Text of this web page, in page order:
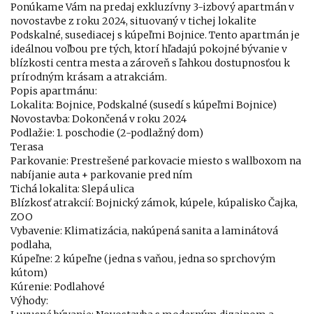
Ponúkame Vám na predaj exkluzívny 3-izbový apartmán v
novostavbe z roku 2024, situovaný v tichej lokalite
Podskalné, susediacej s kúpeľmi Bojnice. Tento apartmán je
ideálnou voľbou pre tých, ktorí hľadajú pokojné bývanie v
blízkosti centra mesta a zároveň s ľahkou dostupnosťou k
prírodným krásam a atrakciám.
Popis apartmánu:
Lokalita: Bojnice, Podskalné (susedí s kúpeľmi Bojnice)
Novostavba: Dokončená v roku 2024
Podlažie: 1. poschodie (2-podlažný dom)
Terasa
Parkovanie: Prestrešené parkovacie miesto s wallboxom na
nabíjanie auta + parkovanie pred ním
Tichá lokalita: Slepá ulica
Blízkosť atrakcií: Bojnický zámok, kúpele, kúpalisko Čajka,
ZOO
Vybavenie: Klimatizácia, nakúpená sanita a laminátová
podlaha,
Kúpeľne: 2 kúpeľne (jedna s vaňou, jedna so sprchovým
kútom)
Kúrenie: Podlahové
Výhody: